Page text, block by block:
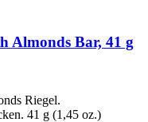
Almonds Bar, 41 g
Riegel.
41 g (1,45 oz.)